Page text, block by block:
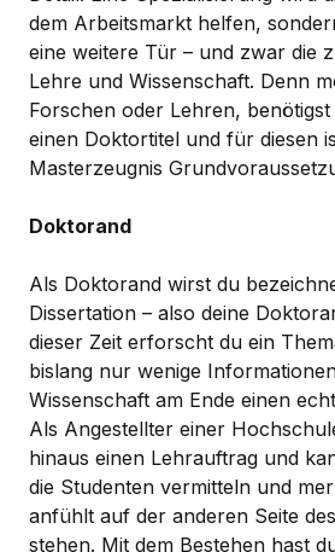
dem Arbeitsmarkt helfen,
eine weitere Tür – und zwar die
Lehre und Wissenschaft. Denn
Forschen oder Lehren,
einen Doktortitel und für diesen
Masterzeugnis
Doktorand
Als Doktorand wirst du
Dissertation – also deine
dieser Zeit erforscht du ein
bislang nur wenige
Wissenschaft am Ende einen
Als Angestellter einer
hinaus einen Lehrauftrag und
die Studenten vermitteln und
anfühlt auf der anderen Seite
stehen. Mit dem Bestehen hast